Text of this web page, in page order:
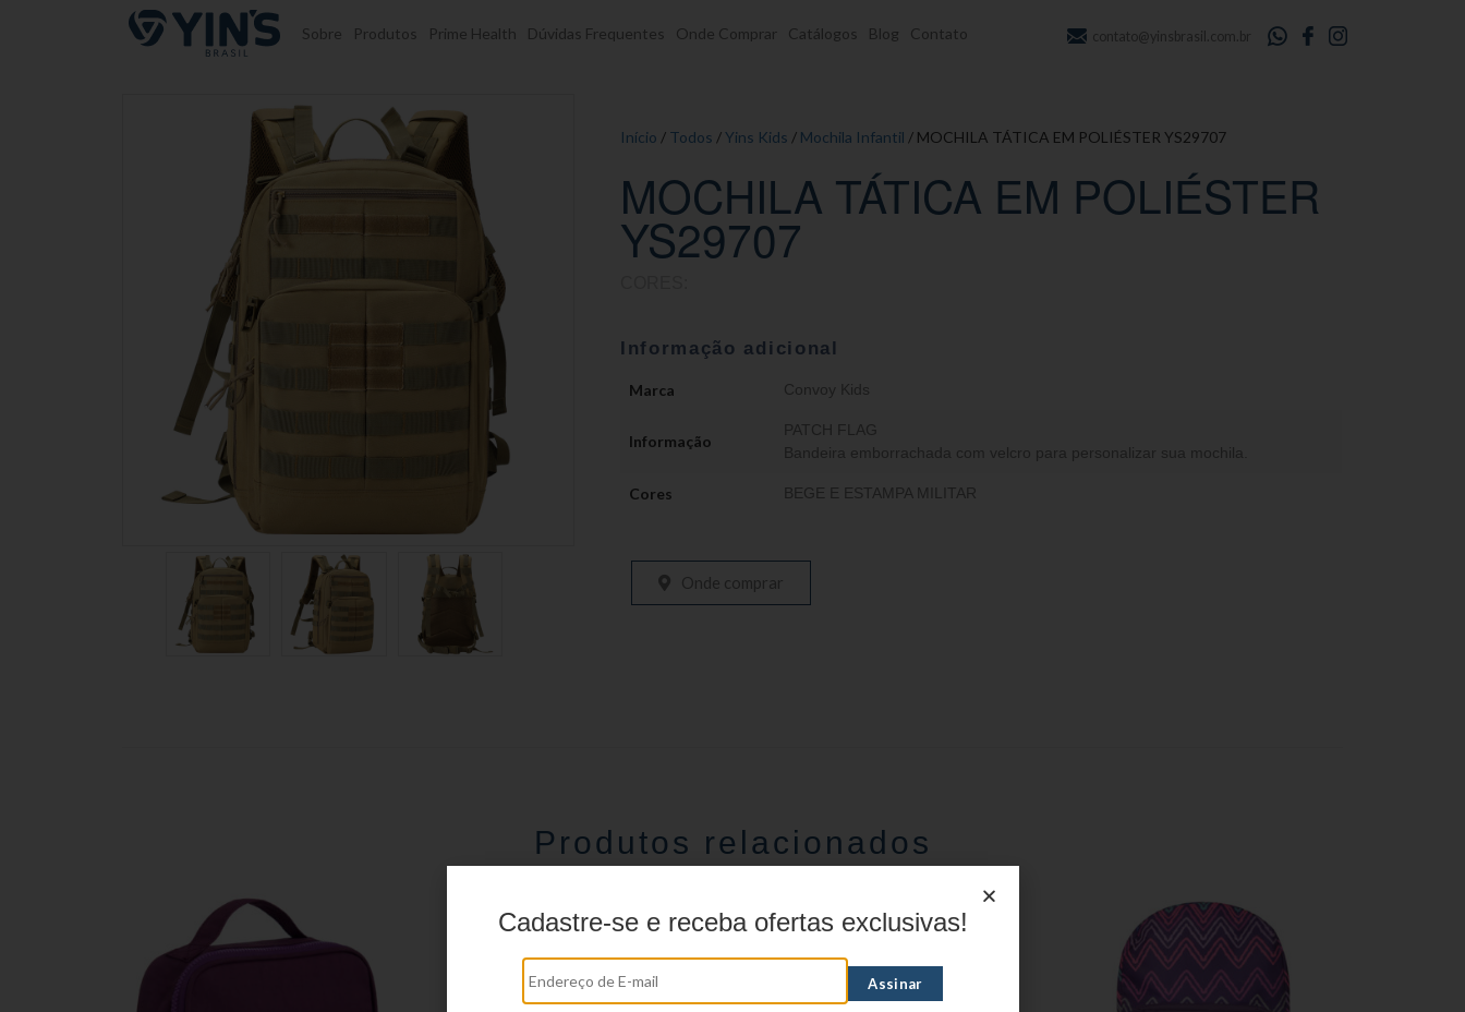
Pular para o conteúdo Sobre Produtos Prime Health Dúvidas Frequentes Onde Comprar Catálogos Blog Contato contato@yinsbrasil.com.br
Início / Todos /Yins Kids / Mochila Infantil / MOCHILA TÁTICA EM POLIÉSTER YS29707
MOCHILA TÁTICA EM POLIÉSTER
YS29707
Informação adicional
Marca Convoy Kids
Informação
PATCH FLAG
Bandeira emborrachada com velcro para personalizar sua mochila.
Cores BEGE E ESTAMPA MILITAR
Onde comprar
Produtos relacionados
Cadastre-se e receba ofertas exclusivas!